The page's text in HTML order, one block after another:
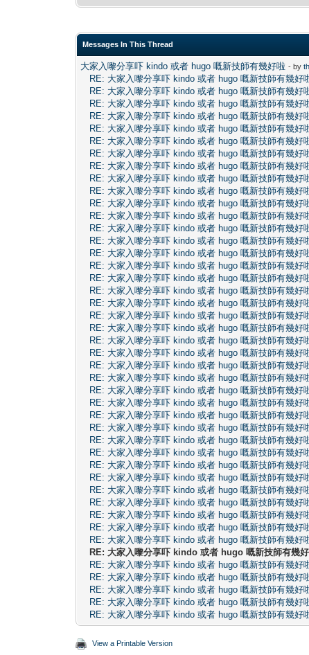
Messages In This Thread
大家入嚟分享吓 kindo 或者 hugo 嘅新技師有幾好啦 - by
RE: 大家入嚟分享吓 kindo 或者 hugo 嘅新技師有幾好
RE: 大家入嚟分享吓 kindo 或者 hugo 嘅新技師有幾好
RE: 大家入嚟分享吓 kindo 或者 hugo 嘅新技師有幾好
RE: 大家入嚟分享吓 kindo 或者 hugo 嘅新技師有幾好
RE: 大家入嚟分享吓 kindo 或者 hugo 嘅新技師有幾好
RE: 大家入嚟分享吓 kindo 或者 hugo 嘅新技師有幾好
RE: 大家入嚟分享吓 kindo 或者 hugo 嘅新技師有幾好
RE: 大家入嚟分享吓 kindo 或者 hugo 嘅新技師有幾好
RE: 大家入嚟分享吓 kindo 或者 hugo 嘅新技師有幾好
RE: 大家入嚟分享吓 kindo 或者 hugo 嘅新技師有幾好
RE: 大家入嚟分享吓 kindo 或者 hugo 嘅新技師有幾好
RE: 大家入嚟分享吓 kindo 或者 hugo 嘅新技師有幾好
RE: 大家入嚟分享吓 kindo 或者 hugo 嘅新技師有幾好
RE: 大家入嚟分享吓 kindo 或者 hugo 嘅新技師有幾好
RE: 大家入嚟分享吓 kindo 或者 hugo 嘅新技師有幾好
RE: 大家入嚟分享吓 kindo 或者 hugo 嘅新技師有幾好
RE: 大家入嚟分享吓 kindo 或者 hugo 嘅新技師有幾好
RE: 大家入嚟分享吓 kindo 或者 hugo 嘅新技師有幾好
RE: 大家入嚟分享吓 kindo 或者 hugo 嘅新技師有幾好
RE: 大家入嚟分享吓 kindo 或者 hugo 嘅新技師有幾好
RE: 大家入嚟分享吓 kindo 或者 hugo 嘅新技師有幾好
RE: 大家入嚟分享吓 kindo 或者 hugo 嘅新技師有幾好
RE: 大家入嚟分享吓 kindo 或者 hugo 嘅新技師有幾好
RE: 大家入嚟分享吓 kindo 或者 hugo 嘅新技師有幾好
RE: 大家入嚟分享吓 kindo 或者 hugo 嘅新技師有幾好
RE: 大家入嚟分享吓 kindo 或者 hugo 嘅新技師有幾好
RE: 大家入嚟分享吓 kindo 或者 hugo 嘅新技師有幾好
RE: 大家入嚟分享吓 kindo 或者 hugo 嘅新技師有幾好
RE: 大家入嚟分享吓 kindo 或者 hugo 嘅新技師有幾好
RE: 大家入嚟分享吓 kindo 或者 hugo 嘅新技師有幾好
RE: 大家入嚟分享吓 kindo 或者 hugo 嘅新技師有幾好
RE: 大家入嚟分享吓 kindo 或者 hugo 嘅新技師有幾好
RE: 大家入嚟分享吓 kindo 或者 hugo 嘅新技師有幾好
RE: 大家入嚟分享吓 kindo 或者 hugo 嘅新技師有幾好
RE: 大家入嚟分享吓 kindo 或者 hugo 嘅新技師有幾好
RE: 大家入嚟分享吓 kindo 或者 hugo 嘅新技師有幾好
RE: 大家入嚟分享吓 kindo 或者 hugo 嘅新技師有幾好
RE: 大家入嚟分享吓 kindo 或者 hugo 嘅新技師有幾好
RE: 大家入嚟分享吓 kindo 或者 hugo 嘅新技師有幾
RE: 大家入嚟分享吓 kindo 或者 hugo 嘅新技師有幾好
RE: 大家入嚟分享吓 kindo 或者 hugo 嘅新技師有幾好
RE: 大家入嚟分享吓 kindo 或者 hugo 嘅新技師有幾好
RE: 大家入嚟分享吓 kindo 或者 hugo 嘅新技師有幾好
RE: 大家入嚟分享吓 kindo 或者 hugo 嘅新技師有幾好
View a Printable Version